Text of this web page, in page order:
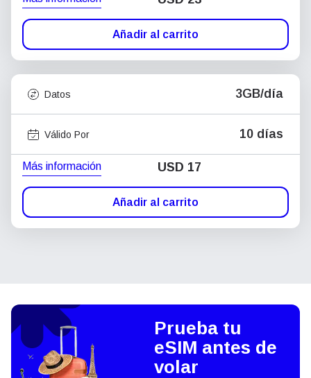
Añadir al carrito
Datos 3GB/día
Válido Por 10 días
Más información USD 17
Añadir al carrito
Prueba tu
eSIM antes de
volar